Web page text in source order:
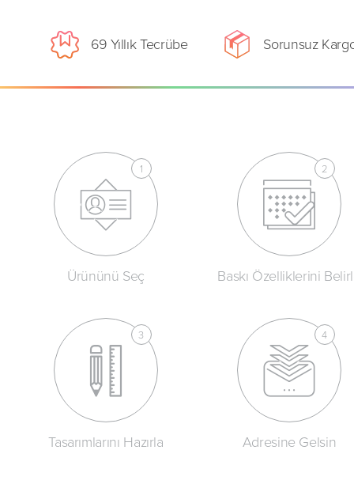
69 Yıllık Tecrübe Sorunsuz
Ürününü Seç Baskı Özelliklerini
Tasarımlarını Hazırla Adresine Gelsin